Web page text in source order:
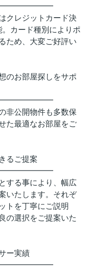
クレジットカード決
カード種別によりポ
ため、大変ご好評い
のお部屋探しをサポ
非公開物件も多数保
た最適なお部屋をご
るご提案
する事により、幅広
いたします。それぞ
トを丁寧にご説明
の選択をご提案いた
ー実績